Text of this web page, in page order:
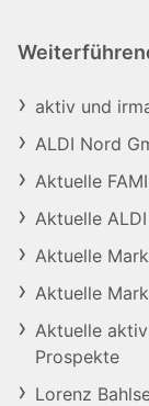
aktiv und
ALDI Nord
Aktuelle
Aktuelle
Aktuelle
Aktuelle
Aktuelle
Prospekte
Lorenz